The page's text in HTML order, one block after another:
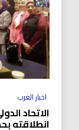
اخبار العرب
الاتحاد
انطلاقته